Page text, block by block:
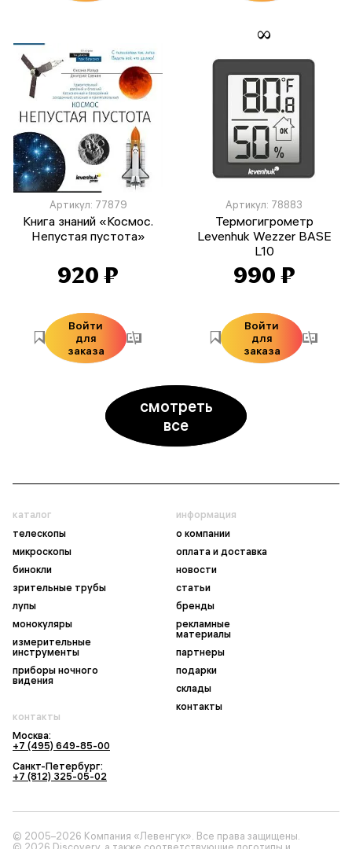
Артикул: 77879
Книга знаний «Космос.
Непустая пустота»
920 ₽
Войти
для
заказа
Артикул: 78883
Термогигрометр
Levenhuk Wezzer BASE
L10
990 ₽
Войти
для
заказа
смотреть
все
каталог
телескопы
микроскопы
бинокли
зрительные трубы
лупы
монокуляры
измерительные
инструменты
приборы ночного
видения
информация
о компании
оплата и доставка
новости
статьи
бренды
рекламные
материалы
партнеры
подарки
склады
контакты
контакты
Москва:
+7 (495) 649-85-00
Санкт-Петербург:
+7 (812) 325-05-02
© 2005–2026 Компания «Левенгук». Все права защищены.